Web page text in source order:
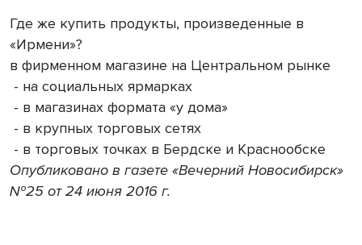
Где же купить продукты, произведенные в
«Ирмени»?
в фирменном магазине на Центральном рынке
- на социальных ярмарках
- в магазинах формата «у дома»
- в крупных торговых сетях
- в торговых точках в Бердске и Краснообске
Опубликовано в газете «Вечерний Новосибирск»
№25 от 24 июня 2016 г.